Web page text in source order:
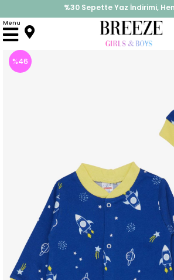
%30 Sepette Yaz İndirimi,
İndirimlere ek %10 İndirimi Kap,
Menu
Anasayfa Tulum
%46